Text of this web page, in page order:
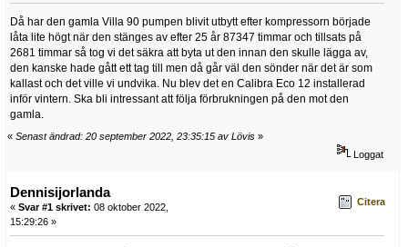
Då har den gamla Villa 90 pumpen blivit utbytt efter kompressorn började
låta lite högt när den stänges av efter 25 år 87347 timmar och tillsats på
2681 timmar så tog vi det säkra att byta ut den innan den skulle lägga av,
den kanske hade gått ett tag till men då går väl den sönder när det är som
kallast och det ville vi undvika. Nu blev det en Calibra Eco 12 installerad
inför vintern. Ska bli intressant att följa förbrukningen på den mot den
gamla.
« Senast ändrad: 20 september 2022, 23:35:15 av Lövis »
Loggat
Dennisijorlanda
« Svar #1 skrivet: 08 oktober 2022,
15:29:26 »
Citera